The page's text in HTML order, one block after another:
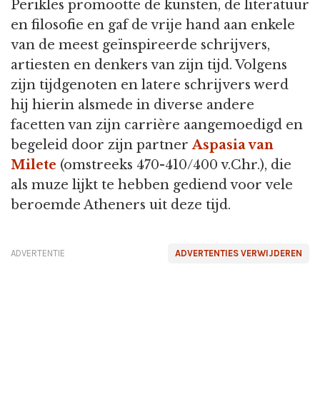
Perikles promootte de kunsten, de literatuur
en filosofie en gaf de vrije hand aan enkele
van de meest geïnspireerde schrijvers,
artiesten en denkers van zijn tijd. Volgens
zijn tijdgenoten en latere schrijvers werd
hij hierin alsmede in diverse andere
facetten van zijn carrière aangemoedigd en
begeleid door zijn partnerAspasia van
Milete (omstreeks 470-410/400 v.Chr.), die
als muze lijkt te hebben gediend voor vele
beroemde Atheners uit deze tijd.
ADVERTENTIES VERWIJDEREN
ADVERTENTIE